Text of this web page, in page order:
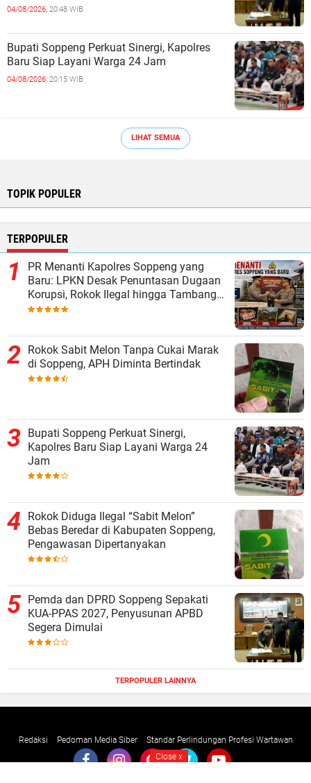
04/08/2026, 20:48 WIB
Bupati Soppeng Perkuat Sinergi, Kapolres
Baru Siap Layani Warga 24 Jam
04/08/2026, 20:15 WIB
LIHAT SEMUA
TOPIK POPULER
TERPOPULER
PR Menanti Kapolres Soppeng yang
Baru: LPKN Desak Penuntasan Dugaan
Korupsi, Rokok Ilegal hingga Tambang
Tak Berizin
Rokok Sabit Melon Tanpa Cukai Marak
di Soppeng, APH Diminta Bertindak
Bupati Soppeng Perkuat Sinergi,
Kapolres Baru Siap Layani Warga 24
Jam
Rokok Diduga Ilegal “Sabit Melon”
Bebas Beredar di Kabupaten Soppeng,
Pengawasan Dipertanyakan
Pemda dan DPRD Soppeng Sepakati
KUA-PPAS 2027, Penyusunan APBD
Segera Dimulai
TERPOPULER LAINNYA
Redaksi Pedoman Media Siber Standar Perlindungan Profesi Wartawan
Close x